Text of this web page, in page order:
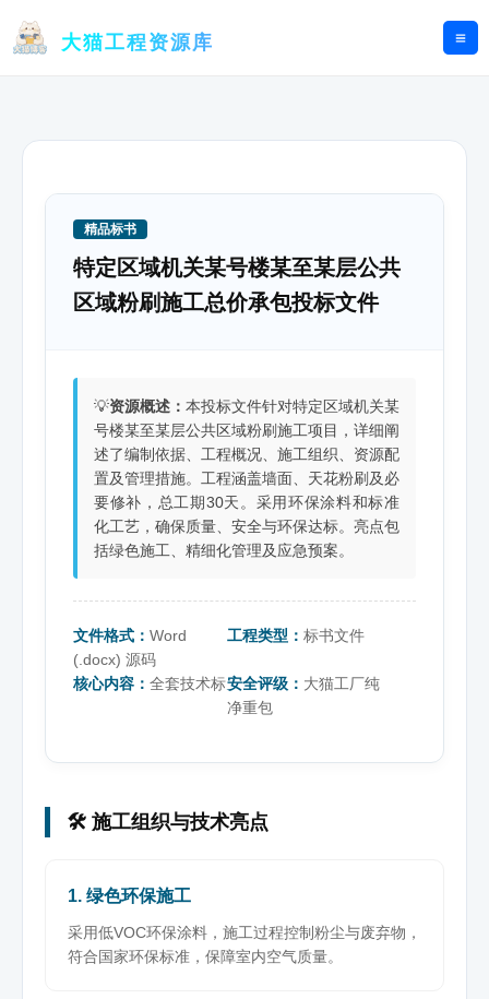
大猫工程资源库
精品标书
特定区域机关某号楼某至某层公共
区域粉刷施工总价承包投标文件
💡资源概述： 本投标文件针对特定区域机关某
号楼某至某层公共区域粉刷施工项目，详细阐
述了编制依据、工程概况、施工组织、资源配
置及管理措施。工程涵盖墙面、天花粉刷及必
要修补，总工期30天。采用环保涂料和标准
化工艺，确保质量、安全与环保达标。亮点包
括绿色施工、精细化管理及应急预案。
文件格式： Word
(.docx) 源码
工程类型：标书文件
核心内容： 全套技术标安全评级： 大猫工厂纯
净重包
🛠️ 施工组织与技术亮点
1. 绿色环保施工
采用低VOC环保涂料，施工过程控制粉尘与废弃物，
符合国家环保标准，保障室内空气质量。